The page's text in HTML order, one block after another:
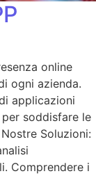
online
ogni azienda.
applicazioni
soddisfare le
Soluzioni:
Comprendere i